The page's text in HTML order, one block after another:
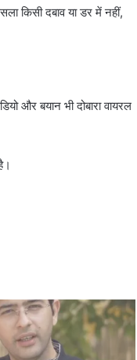
किसी दबाव या डर में नहीं,
और बयान भी दोबारा वायरल